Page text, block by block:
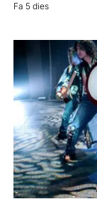
Fa 5 dies